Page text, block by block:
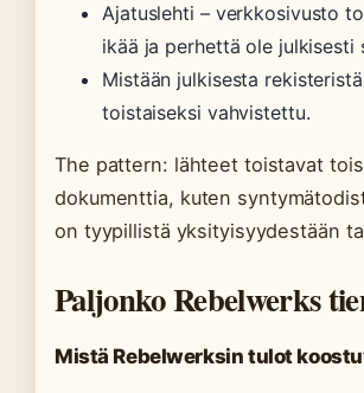
Ajatuslehti – verkkosivusto
ikää ja perhettä ole julkisesti
Mistään julkisesta
toistaiseksi vahvistettu.
The pattern: lähteet toistavat
dokumenttia, kuten
on tyypillistä yksityisyydestään
Paljonko Rebelwerks
Mistä Rebelwerksin tulot